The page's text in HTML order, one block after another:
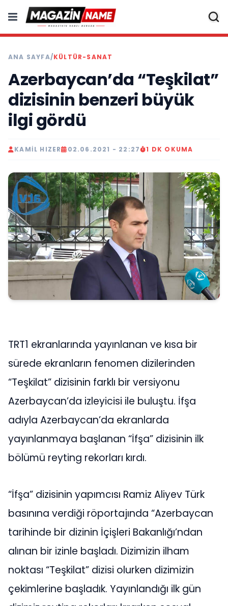
ANA SAYFA/KÜLTÜR-SANAT
Azerbaycan’da “Teşkilat”
dizisinin benzeri büyük
ilgi gördü
KAMIL HIZER 02.06.2021 - 22:27 1 DK OKUMA
TRT1 ekranlarında yayınlanan ve kısa bir
sürede ekranların fenomen dizilerinden
“Teşkilat” dizisinin farklı bir versiyonu
Azerbaycan’da izleyicisi ile buluştu. İfşa
adıyla Azerbaycan’da ekranlarda
yayınlanmaya başlanan “İfşa” dizisinin ilk
bölümü reyting rekorları kırdı.
“İfşa” dizisinin yapımcısı Ramiz Aliyev Türk
basınına verdiği röportajında “Azerbaycan
tarihinde bir dizinin İçişleri Bakanlığı’ndan
alınan bir izinle başladı. Dizimizin ilham
noktası “Teşkilat” dizisi olurken dizimizin
çekimlerine başladık. Yayınlandığı ilk gün